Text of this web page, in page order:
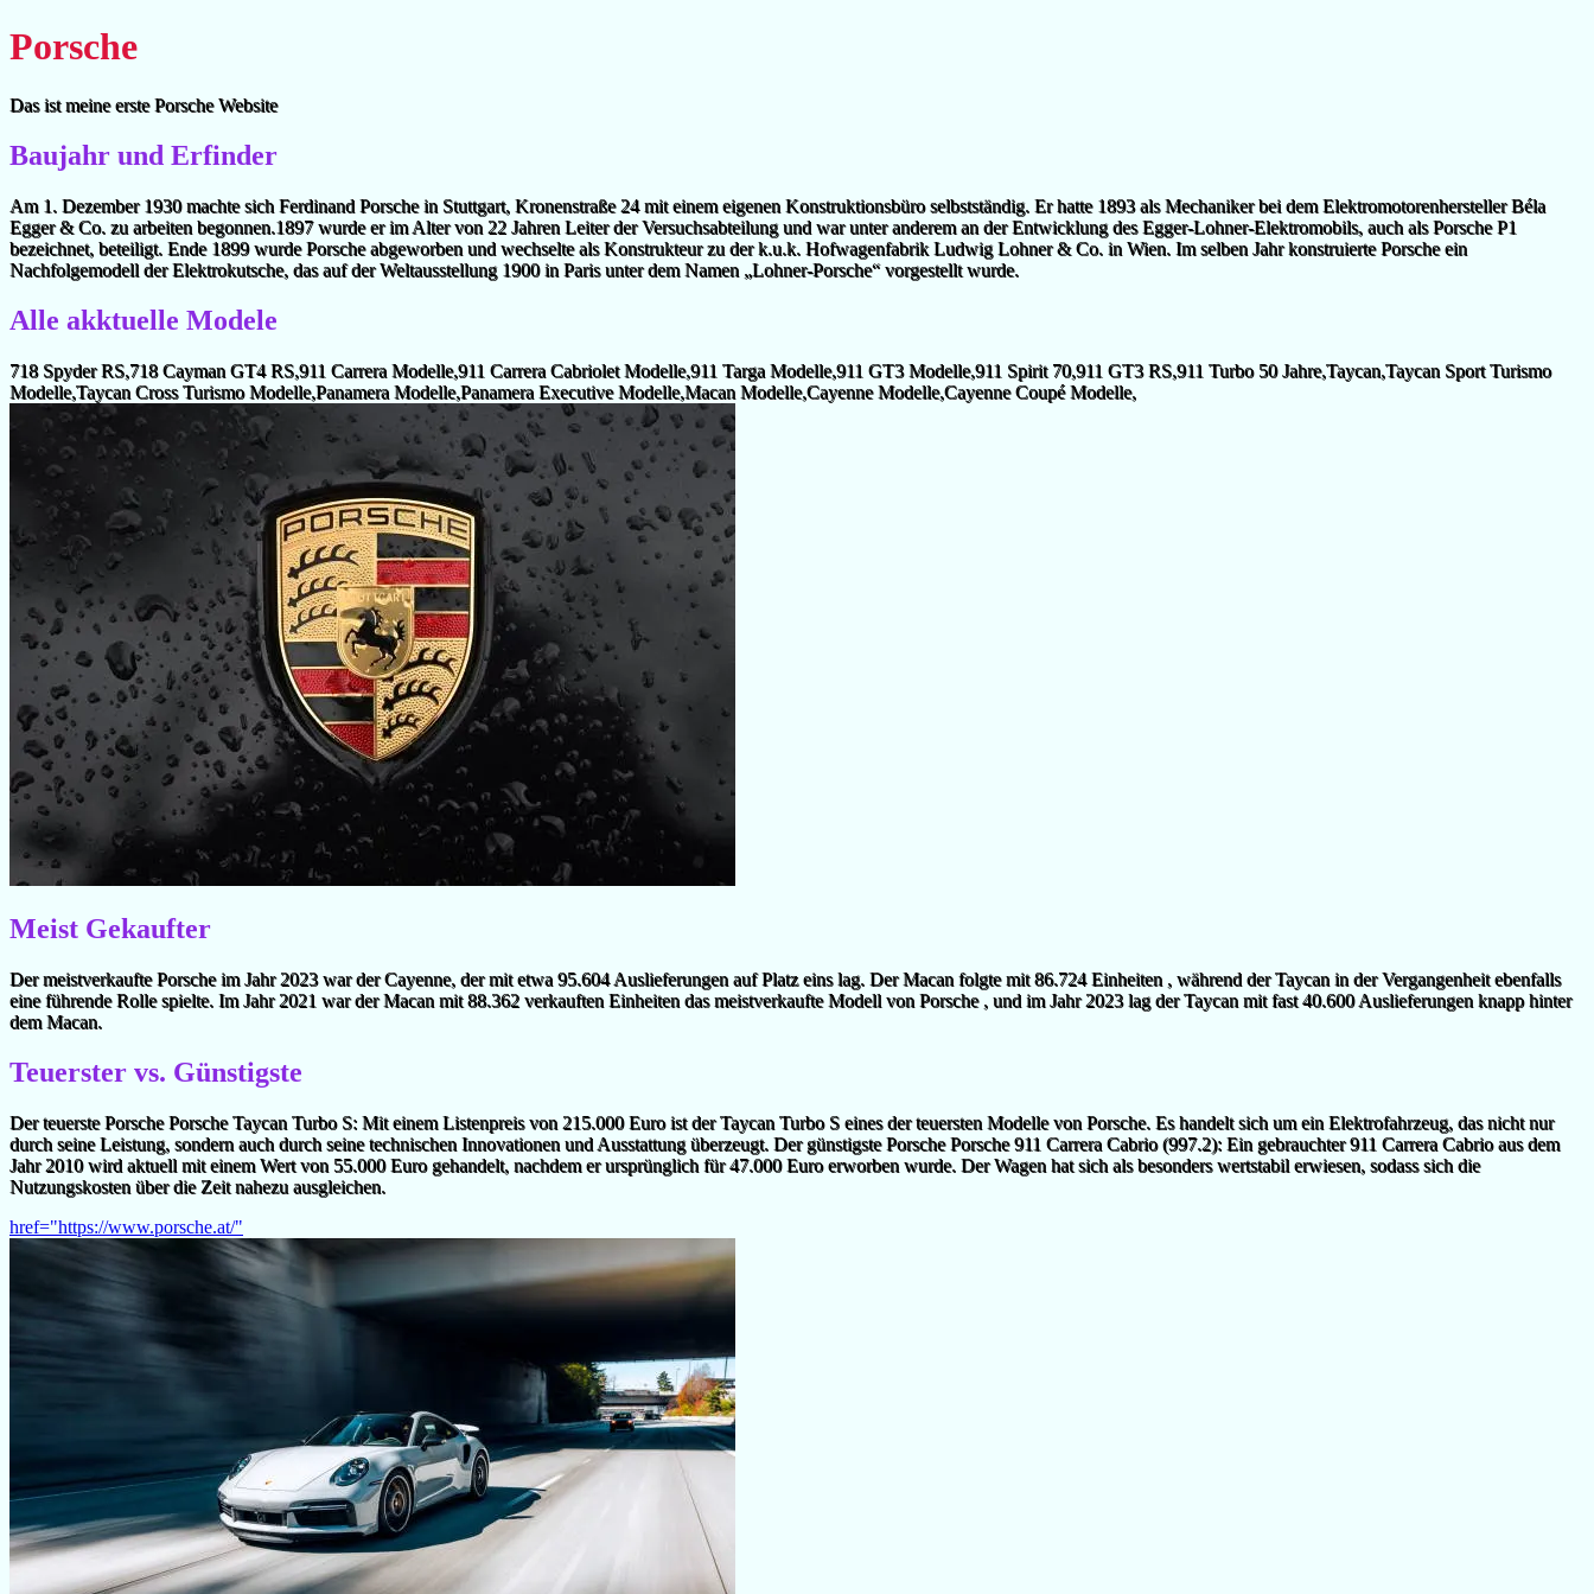
Porsche
Das ist meine erste Porsche Website
Baujahr und Erfinder
Am 1. Dezember 1930 machte sich Ferdinand Porsche in Stuttgart, Kronenstraße 24 mit einem eigenen Konstruktionsbüro selbstständig. Er hatte 1893 als Mechaniker bei dem Elektromotorenhersteller Béla
Egger & Co. zu arbeiten begonnen.1897 wurde er im Alter von 22 Jahren Leiter der Versuchsabteilung und war unter anderem an der Entwicklung des Egger-Lohner-Elektromobils, auch als Porsche P1
bezeichnet, beteiligt. Ende 1899 wurde Porsche abgeworben und wechselte als Konstrukteur zu der k.u.k. Hofwagenfabrik Ludwig Lohner & Co. in Wien. Im selben Jahr konstruierte Porsche ein
Nachfolgemodell der Elektrokutsche, das auf der Weltausstellung 1900 in Paris unter dem Namen „Lohner-Porsche“ vorgestellt wurde.
Alle akktuelle Modele
718 Spyder RS,718 Cayman GT4 RS,911 Carrera Modelle,911 Carrera Cabriolet Modelle,911 Targa Modelle,911 GT3 Modelle,911 Spirit 70,911 GT3 RS,911 Turbo 50 Jahre,Taycan,Taycan Sport Turismo
Modelle,Taycan Cross Turismo Modelle,Panamera Modelle,Panamera Executive Modelle,Macan Modelle,Cayenne Modelle,Cayenne Coupé Modelle,
Meist Gekaufter
Der meistverkaufte Porsche im Jahr 2023 war der Cayenne, der mit etwa 95.604 Auslieferungen auf Platz eins lag. Der Macan folgte mit 86.724 Einheiten , während der Taycan in der Vergangenheit ebenfalls
eine führende Rolle spielte. Im Jahr 2021 war der Macan mit 88.362 verkauften Einheiten das meistverkaufte Modell von Porsche , und im Jahr 2023 lag der Taycan mit fast 40.600 Auslieferungen knapp hinter
dem Macan.
Teuerster vs. Günstigste
Der teuerste Porsche Porsche Taycan Turbo S: Mit einem Listenpreis von 215.000 Euro ist der Taycan Turbo S eines der teuersten Modelle von Porsche. Es handelt sich um ein Elektrofahrzeug, das nicht nur
durch seine Leistung, sondern auch durch seine technischen Innovationen und Ausstattung überzeugt. Der günstigste Porsche Porsche 911 Carrera Cabrio (997.2): Ein gebrauchter 911 Carrera Cabrio aus dem
Jahr 2010 wird aktuell mit einem Wert von 55.000 Euro gehandelt, nachdem er ursprünglich für 47.000 Euro erworben wurde. Der Wagen hat sich als besonders wertstabil erwiesen, sodass sich die
Nutzungskosten über die Zeit nahezu ausgleichen.
href="https://www.porsche.at/"